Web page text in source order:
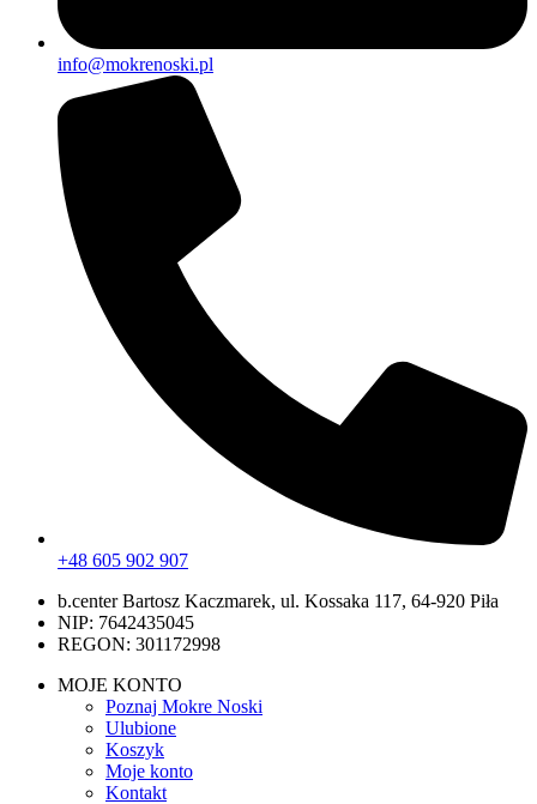
info@mokrenoski.pl
+48 605 902 907
b.center Bartosz Kaczmarek, ul. Kossaka 117, 64-920 Piła
NIP: 7642435045
REGON: 301172998
MOJE KONTO
Poznaj Mokre Noski
Ulubione
Koszyk
Moje konto
Kontakt